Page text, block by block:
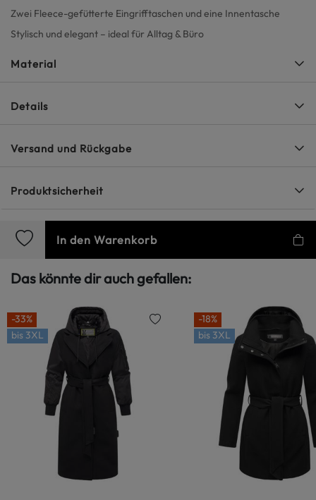
Zwei Fleece-gefütterte Eingrifftaschen und eine Innentasche
Stylisch und elegant – ideal für Alltag & Büro
Material
Details
Versand und Rückgabe
Produktsicherheit
In den Warenkorb
Das könnte dir auch gefallen:
-33%
bis 3XL
-18%
bis 3XL